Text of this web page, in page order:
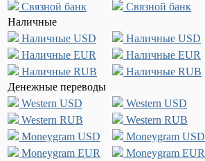
Связной банк
Связной банк
Наличные
Наличные USD
Наличные USD
Наличные EUR
Наличные EUR
Наличные RUB
Наличные RUB
Денежные переводы
Western USD
Western USD
Western RUB
Western RUB
Moneygram USD
Moneygram USD
Moneygram EUR
Moneygram EUR